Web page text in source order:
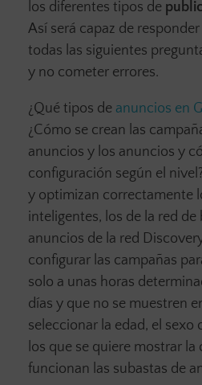
los diferentes tipos de
Así será capaz de
todas las siguientes
y no cometer errores.
¿Qué tipos de anuncios en
¿Cómo se crean las
anuncios y los anuncios y
configuración según el
y optimizan correctamente
inteligentes, los de la red de
anuncios de la red
configurar las campañas
solo a unas horas
días y que no se muestren
seleccionar la edad, el sexo
los que se quiere mostrar la
funcionan las subastas de